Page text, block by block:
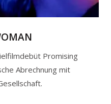
Promising
Abrechnung mit